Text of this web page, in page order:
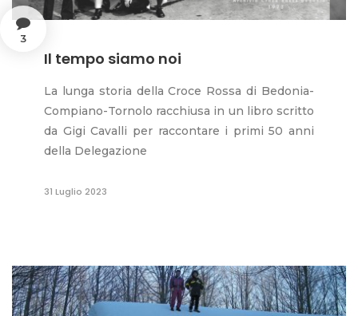
3
Il tempo siamo noi
La lunga storia della Croce Rossa di Bedonia-
Compiano-Tornolo racchiusa in un libro scritto
da Gigi Cavalli per raccontare i primi 50 anni
della Delegazione
31 Luglio 2023